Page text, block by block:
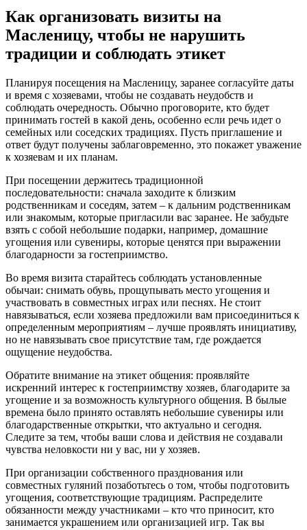
Как организовать визиты на
Масленицу, чтобы не нарушить
традиции и соблюдать этикет
Планируя посещения на Масленицу, заранее согласуйте даты
и время с хозяевами, чтобы не создавать неудобств и
соблюдать очередность. Обычно проговорите, кто будет
принимать гостей в какой день, особенно если речь идет о
семейных или соседских традициях. Пусть приглашение и
ответ будут получены заблаговременно, это покажет уважение
к хозяевам и их планам.
При посещении держитесь традиционной
последовательности: сначала заходите к близким
родственникам и соседям, затем – к дальним родственникам
или знакомым, которые пригласили вас заранее. Не забудьте
взять с собой небольшие подарки, например, домашние
угощения или сувениры, которые ценятся при выражении
благодарности за гостеприимство.
Во время визита старайтесь соблюдать установленные
обычаи: снимать обувь, прощупывать место угощения и
участвовать в совместных играх или песнях. Не стоит
навязываться, если хозяева предложили вам присоединиться к
определенным мероприятиям – лучше проявлять инициативу,
но не навязывать свое присутствие там, где рождается
ощущение неудобства.
Обратите внимание на этикет общения: проявляйте
искренний интерес к гостеприимству хозяев, благодарите за
угощение и за возможность культурного общения. В былые
времена было принято оставлять небольшие сувениры или
благодарственные открытки, что актуально и сегодня.
Следите за тем, чтобы ваши слова и действия не создавали
чувства неловкости ни у вас, ни у хозяев.
При организации собственного празднования или
совместных гуляний позаботьтесь о том, чтобы подготовить
угощения, соответствующие традициям. Распределите
обязанности между участниками – кто что приносит, кто
занимается украшением или организацией игр. Так вы